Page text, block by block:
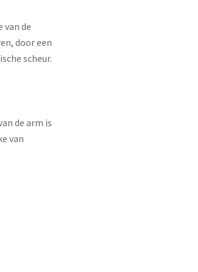
van de
door een
scheur.
de arm is
van